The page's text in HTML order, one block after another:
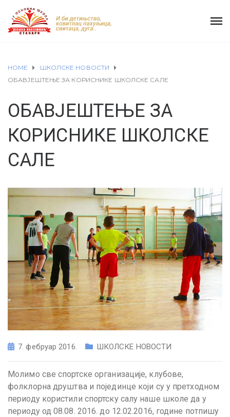
HOME
ШКОЛСКЕ НОВОСТИ
ОБАВЈЕШТЕЊЕ ЗА КОРИСНИКЕ ШКОЛСКЕ САЛЕ
ОБАВЈЕШТЕЊЕ ЗА
КОРИСНИКЕ ШКОЛСКЕ
САЛЕ
7. фебруар 2016. ШКОЛСКЕ НОВОСТИ
Молимо све спортске организације, клубове,
фолклорна друштва и појединце који су у претходном
периоду користили спортску салу наше школе да у
периоду од 08.08. 2016. до 12.02.2016, године потпишу